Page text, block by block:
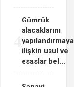
4
Gümrük
alacaklarını
yapılandırmaya
ilişkin usul ve
esaslar bel...